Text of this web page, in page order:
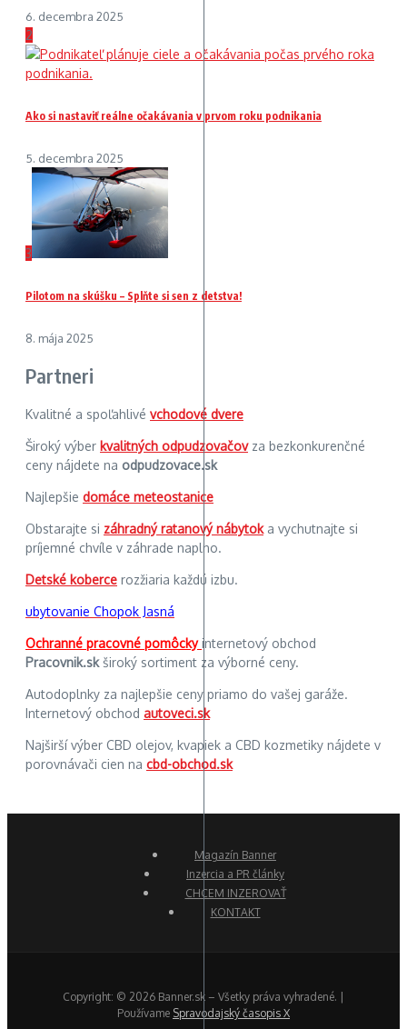
6. decembra 2025
2
Ako si nastaviť reálne očakávania v prvom roku podnikania
5. decembra 2025
3
Pilotom na skúšku – Splňte si sen z detstva!
8. mája 2025
Partneri
Kvalitné a spoľahlivé vchodové dvere
Široký výber kvalitných odpudzovačovza bezkonkurenčné
ceny nájdete na odpudzovace.sk
Najlepšie domáce meteostanice
Obstarajte si záhradný ratanový nábytoka vychutnajte si
príjemné chvíle v záhrade naplno.
Detské koberce rozžiaria každú izbu.
ubytovanie Chopok Jasná
Ochranné pracovné pomôckyinternetový obchod
Pracovnik.skširoký sortiment za výborné ceny.
Autodoplnky za najlepšie ceny priamo do vašej garáže.
Internetový obchod autoveci.sk
Najširší výber CBD olejov, kvapiek a CBD kozmetiky nájdete v
porovnávači cien na cbd-obchod.sk
Magazín Banner
Inzercia a PR články
CHCEM INZEROVAŤ
KONTAKT
Copyright: © 2026 Banner.sk – Všetky práva vyhradené. |
Používame Spravodajský časopis X